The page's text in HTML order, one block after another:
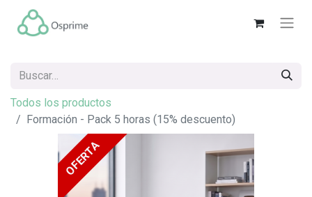
Todos los productos
Formación - Pack 5 horas (15% descuento)
OFERTA